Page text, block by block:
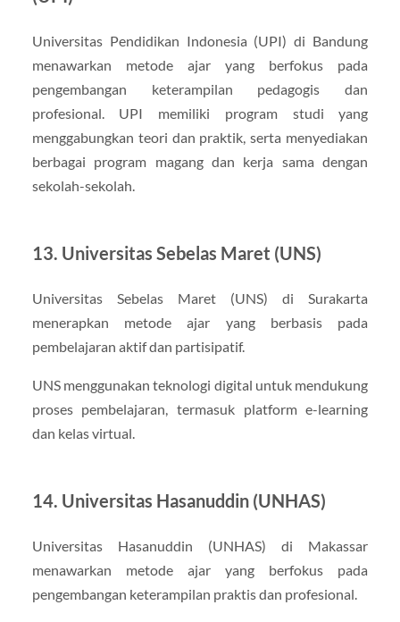
Universitas Pendidikan Indonesia (UPI) di Bandung
menawarkan metode ajar yang berfokus pada
pengembangan keterampilan pedagogis dan
profesional. UPI memiliki program studi yang
menggabungkan teori dan praktik, serta menyediakan
berbagai program magang dan kerja sama dengan
sekolah-sekolah.
13. Universitas Sebelas Maret (UNS)
Universitas Sebelas Maret (UNS) di Surakarta
menerapkan metode ajar yang berbasis pada
pembelajaran aktif dan partisipatif.
UNS menggunakan teknologi digital untuk mendukung
proses pembelajaran, termasuk platform e-learning
dan kelas virtual.
14. Universitas Hasanuddin (UNHAS)
Universitas Hasanuddin (UNHAS) di Makassar
menawarkan metode ajar yang berfokus pada
pengembangan keterampilan praktis dan profesional.